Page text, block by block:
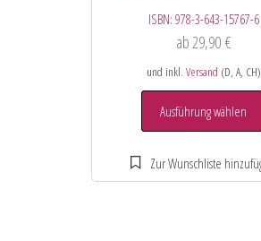
ISBN: 978-3-643-15767-6
ab29,90 €
und inkl. Versand (D, A, CH)
Ausführung wählen